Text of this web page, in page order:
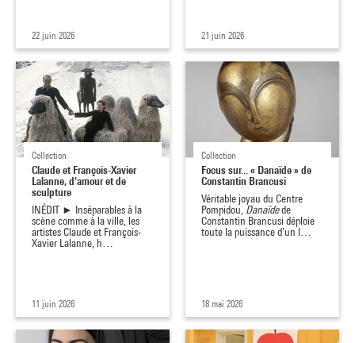
22 juin 2026 21 juin 2026
Collection
Claude et François-Xavier
Lalanne, d'amour et de
sculpture
INÉDIT ► Inséparables à la
scène comme à la ville, les
artistes Claude et François-
Xavier Lalanne, h…
11 juin 2026
Collection
Focus sur... « Danaïde » de
Constantin Brancusi
Véritable joyau du Centre
Pompidou, Danaïdede
Constantin Brancusi déploie
toute la puissance d’un l…
18 mai 2026